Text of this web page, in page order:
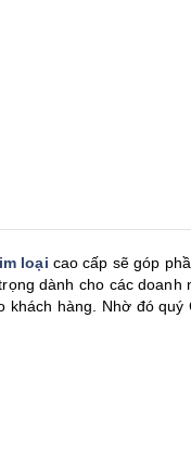
loại cao cấp sẽ góp
dành cho các doanh
khách hàng. Nhờ đó quý